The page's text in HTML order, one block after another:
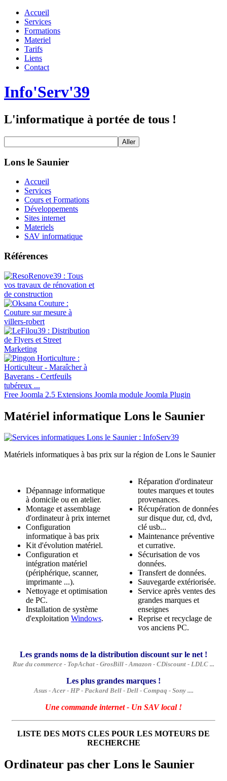
Accueil
Services
Formations
Materiel
Tarifs
Liens
Contact
Info'Serv'39
L'informatique à portée de tous !
Lons le Saunier
Accueil
Services
Cours et Formations
Développements
Sites internet
Materiels
SAV informatique
Références
Free Joomla 2.5 Extensions Joomla module Joomla Plugin
Matériel informatique Lons le Saunier
Matériels informatiques à bas prix sur la région de Lons le Saunier
Dépannage informatique
à domicile ou en atelier.
Montage et assemblage
d'ordinateur à prix internet
Configuration
informatique à bas prix
Kit d'évolution matériel.
Configuration et
intégration matériel
(périphérique, scanner,
imprimante ...).
Nettoyage et optimisation
de PC.
Installation de système
d'exploitation Windows.
Réparation d'ordinateur
toutes marques et toutes
provenances.
Récupération de données
sur disque dur, cd, dvd,
clé usb...
Maintenance préventive
et currative.
Sécurisation de vos
données.
Transfert de données.
Sauvegarde extériorisée.
Service après ventes des
grandes marques et
enseignes
Reprise et recyclage de
vos anciens PC.
Les grands noms de la distribution discount sur le net !
Rue du commerce - TopAchat - GrosBill - Amazon - CDiscount - LDLC ...
Les plus grandes marques !
Asus - Acer - HP - Packard Bell - Dell - Compaq - Sony ....
Une commande internet - Un SAV local !
LISTE DES MOTS CLES POUR LES MOTEURS DE
RECHERCHE
Ordinateur pas cher Lons le Saunier